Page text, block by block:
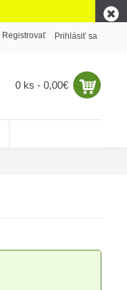
Registrovať Prihlásiť sa
0 ks - 0,00€